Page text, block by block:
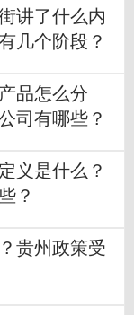
讲了什么内
几个阶段？
品怎么分
司有哪些？
义是什么？
？
贵州政策受